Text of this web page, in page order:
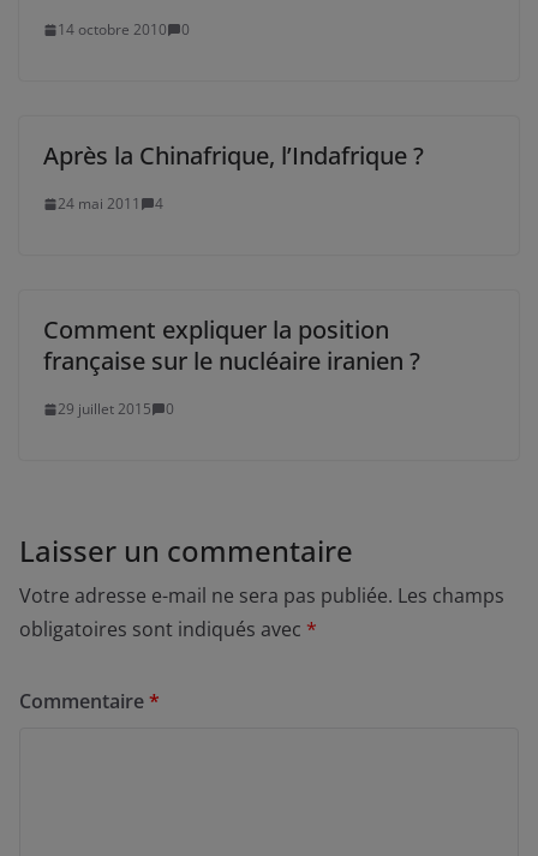
14 octobre 2010 0
Après la Chinafrique, l’Indafrique ?
24 mai 2011 4
Comment expliquer la position
française sur le nucléaire iranien ?
29 juillet 2015 0
Laisser un commentaire
Votre adresse e-mail ne sera pas publiée. Les champs
obligatoires sont indiqués avec *
Commentaire*